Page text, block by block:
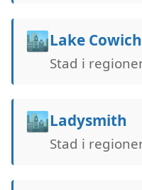
🏙️Lake
Stad i
🏙️Ladysmith
Stad i